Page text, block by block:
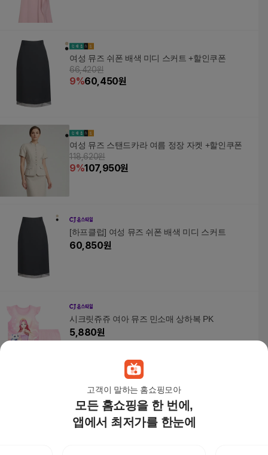
고객이 말하는 홈쇼핑모아
모든 홈쇼핑을 한 번에,
앱에서 최저가를 한눈에
여성 뮤즈 쉬폰 배색 미디 스커트 +할인쿠폰
66,420원
9%60,450원
여성 뮤즈 스탠드카라 여름 정장 자켓 +할인쿠폰
118,620원
9%107,950원
[하프클럽] 여성 뮤즈 쉬폰 배색 미디 스커트
60,850원
시크릿쥬쥬 여아 뮤즈 민소매 상하복 PK
5,880원
패션플러스 [더바디시크릿] 뮤즈 기모 롱 원피스 따
뜻한 데일리핏
29,000 원